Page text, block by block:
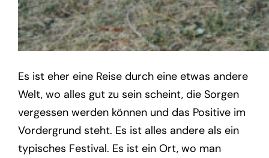
Es ist eher eine Reise durch eine etwas andere
Welt, wo alles gut zu sein scheint, die Sorgen
vergessen werden können und das Positive im
Vordergrund steht. Es ist alles andere als ein
typisches Festival. Es ist ein Ort, wo man